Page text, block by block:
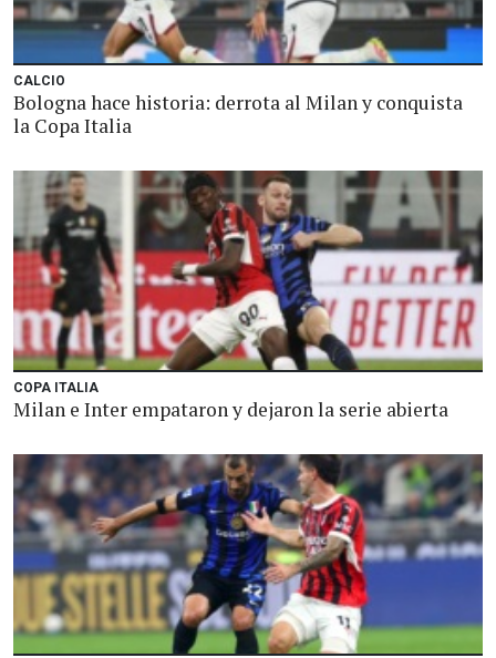
CALCIO
Bologna hace historia: derrota al Milan y conquista
la Copa Italia
COPA ITALIA
Milan e Inter empataron y dejaron la serie abierta